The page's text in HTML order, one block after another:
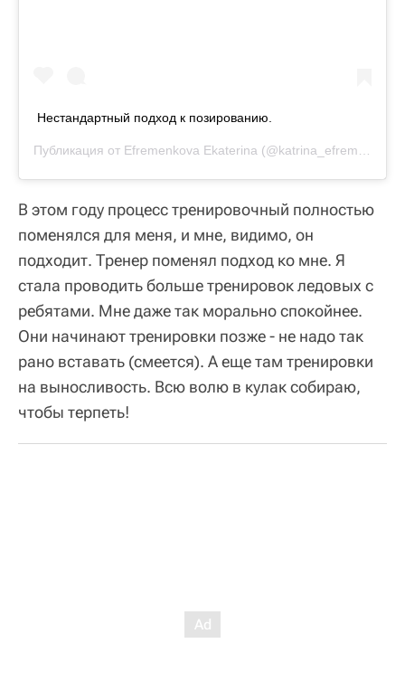
Нестандартный подход к позированию.
Публикация от Efremenkova Ekaterina (@katrina_efrem) 19
В этом году процесс тренировочный полностью
поменялся для меня, и мне, видимо, он
подходит. Тренер поменял подход ко мне. Я
стала проводить больше тренировок ледовых с
ребятами. Мне даже так морально спокойнее.
Они начинают тренировки позже - не надо так
рано вставать (смеется). А еще там тренировки
на выносливость. Всю волю в кулак собираю,
чтобы терпеть!